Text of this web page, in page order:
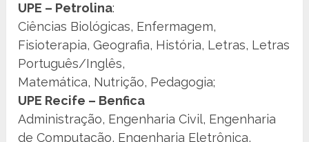
UPE – Petrolina:
Ciências Biológicas, Enfermagem,
Fisioterapia, Geografia, História, Letras, Letras
Português/Inglês,
Matemática, Nutrição, Pedagogia;
UPE Recife – Benfica
Administração, Engenharia Civil, Engenharia
de Computação, Engenharia Eletrônica,